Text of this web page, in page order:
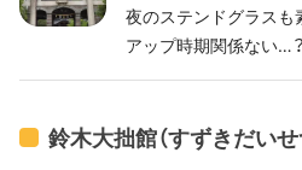
夜のステンドグラスも
アップ時期関係ない…？
鈴木大拙館（すずきだいせ